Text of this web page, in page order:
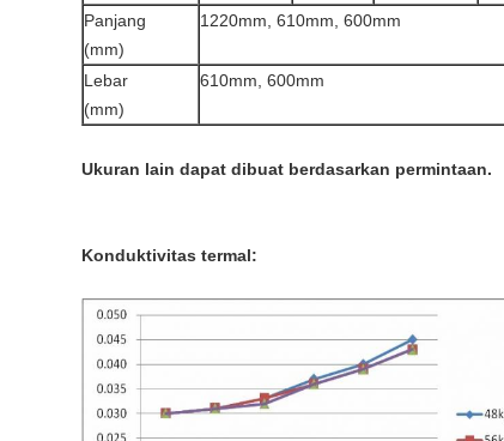
Panjang
(mm)
1220mm, 610mm, 600mm
Lebar
(mm)
610mm, 600mm
Ukuran lain dapat dibuat berdasarkan permintaan.
Konduktivitas termal: